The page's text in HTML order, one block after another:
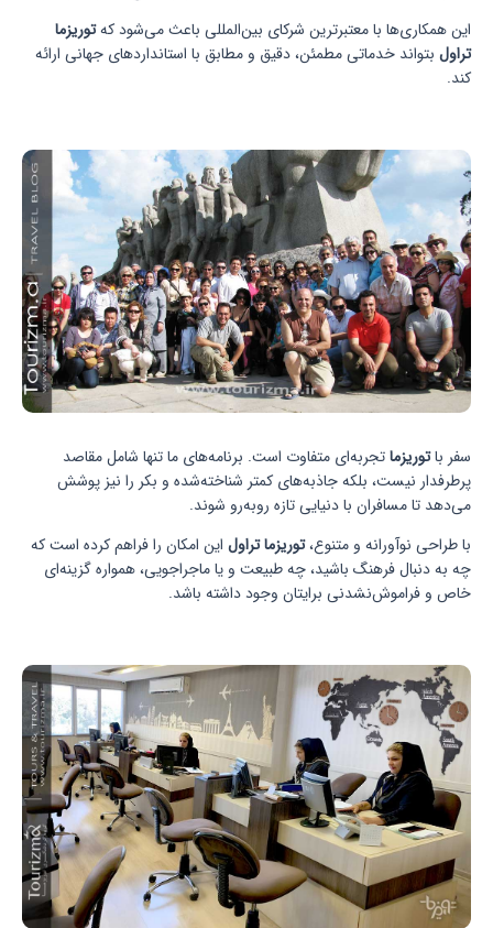
این همکاری‌ها با معتبرترین شرکای بین‌المللی باعث می‌شود کهتوریزما
تراول بتواند خدماتی مطمئن، دقیق و مطابق با استانداردهای جهانی ارائه
کند.
سفر باتوریزماتجربه‌ای متفاوت است. برنامه‌های ما تنها شامل مقاصد
پرطرفدار نیست، بلکه جاذبه‌های کمتر شناخته‌شده و بکر را نیز پوشش
می‌دهد تا مسافران با دنیایی تازه روبه‌رو شوند.
با طراحی نوآورانه و متنوع،توریزما تراول این امکان را فراهم کرده است که
چه به دنبال فرهنگ باشید، چه طبیعت و یا ماجراجویی، همواره گزینه‌ای
خاص و فراموش‌نشدنی برایتان وجود داشته باشد.